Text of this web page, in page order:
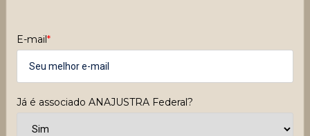
E-mail *
Já é associado ANAJUSTRA Federal?